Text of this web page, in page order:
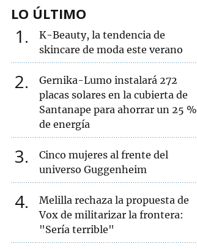
LO ÚLTIMO
1
K-Beauty, la tendencia de
skincare de moda este verano
2
Gernika-Lumo instalará 272
placas solares en la cubierta de
Santanape para ahorrar un 25 %
de energía
3
Cinco mujeres al frente del
universo Guggenheim
4
Melilla rechaza la propuesta de
Vox de militarizar la frontera:
"Sería terrible"